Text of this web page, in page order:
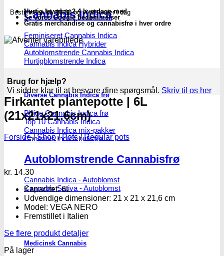
Cannabis Indica
Feminiseret Cannabis Indica
Cannabis Indica Hybrider
Autoblomstrende Cannabis Indica
Hurtigblomstrende Indica
Diverse Cannabis Indica frø
Billige Cannabis Indica frø
Top 10 Cannabis Indica
Cannabis Indica mix-pakker
Cannabis Indica bulk frø
Autoblomstrende Cannabisfrø
Cannabis Indica - Autoblomst
Cannabis Sativa - Autoblomst
Medicinsk Cannabis
Bestil indenkl. 16.00og vi afsender i dag
Hurtig levering 2-4 hverdage med
Se vores Google bedømmelser
Gratis merchandise og cannabisfrø i hver ordre
Brug for hjælp?
Vi sidder klar til at besvare dine spørgsmål. Skriv til os her
Firkantet plantepotte | 6L
(21x21x21.6cm)
Forside / Shop / Pots / Regular pots
kr. 14.30
Kapacitet: 6L
Udvendige dimensioner: 21 x 21 x 21,6 cm
Model: VEGA NERO
Fremstillet i Italien
Se flere produkt detaljer
På lager